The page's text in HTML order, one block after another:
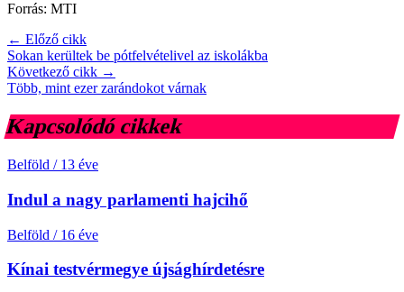
Forrás: MTI
← Előző cikk
Sokan kerültek be pótfelvételivel az iskolákba
Következő cikk →
Több, mint ezer zarándokot várnak
Kapcsolódó cikkek
Belföld / 13 éve
Indul a nagy parlamenti hajcihő
Belföld / 16 éve
Kínai testvérmegye újsághírdetésre